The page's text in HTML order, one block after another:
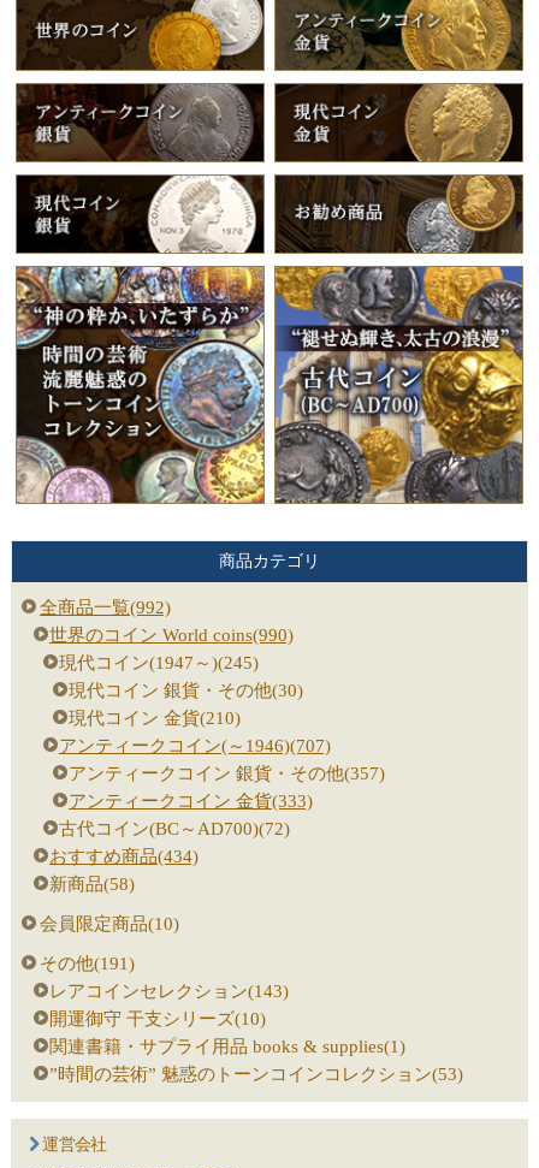
商品カテゴリ
全商品一覧(992)
世界のコイン World coins(990)
現代コイン(1947～)(245)
現代コイン 銀貨・その他(30)
現代コイン 金貨(210)
アンティークコイン(～1946)(707)
アンティークコイン 銀貨・その他(357)
アンティークコイン 金貨(333)
古代コイン(BC～AD700)(72)
おすすめ商品(434)
新商品(58)
会員限定商品(10)
その他(191)
レアコインセレクション(143)
開運御守 干支シリーズ(10)
関連書籍・サプライ用品 books & supplies(1)
”時間の芸術” 魅惑のトーンコインコレクション(53)
運営会社